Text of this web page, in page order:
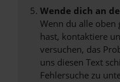
Wende dich an
Wenn du alle oben
hast, kontaktiere
versuchen, das
uns diesen Text
Fehlersuche zu